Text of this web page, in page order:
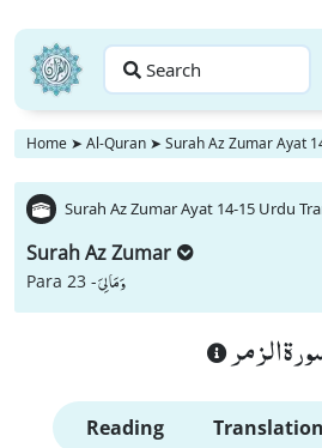
Search
Home ➤ Al-Quran ➤ Surah Az Zumar Ayat
Surah Az Zumar Ayat 14-15 Urdu
Surah Az Zumar
Para 23 -وَ مَا لِیَ
الزمر
Reading Translation